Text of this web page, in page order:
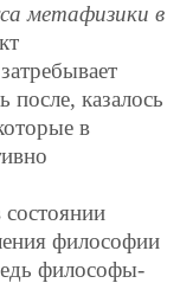
метафизики в
казалось
в
состоянии
философии
философы-